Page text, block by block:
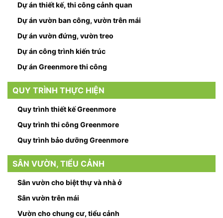
Dự án thiết kế, thi công cảnh quan
Dự án vườn ban công, vườn trên mái
Dự án vườn đứng, vườn treo
Dự án công trình kiến trúc
Dự án Greenmore thi công
QUY TRÌNH THỰC HIỆN
Quy trình thiết kế Greenmore
Quy trình thi công Greenmore
Quy trình bảo dưỡng Greenmore
SÂN VƯỜN, TIỂU CẢNH
Sân vườn cho biệt thự và nhà ở
Sân vườn trên mái
Vườn cho chung cư, tiểu cảnh